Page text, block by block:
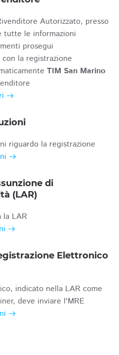
Autorizzato, presso
tutte le informazioni
prosegui
la registrazione
TIM San Marino
riguardo la registrazione
di
(LAR)
la LAR
Elettronico
indicato nella LAR come
deve inviare l'MRE